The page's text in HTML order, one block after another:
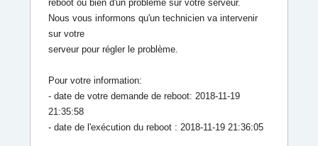
reboot ou bien d'un problème sur votre serveur.
Nous vous informons qu'un technicien va intervenir
sur votre
serveur pour régler le problème.
Pour votre information:
- date de votre demande de reboot: 2018-11-19
21:35:58
- date de l'exécution du reboot : 2018-11-19 21:36:05